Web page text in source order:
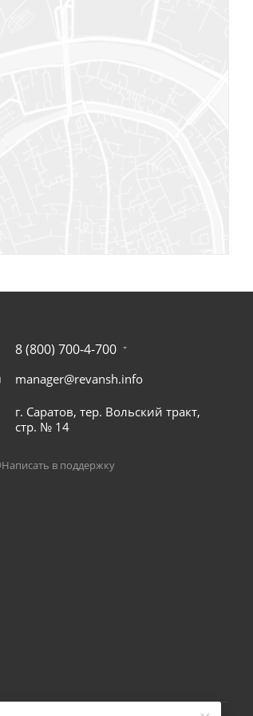
8 (800) 700-4-700
manager@revansh.info
г. Саратов, тер. Вольский тракт,
стр. № 14
Написать в поддержку